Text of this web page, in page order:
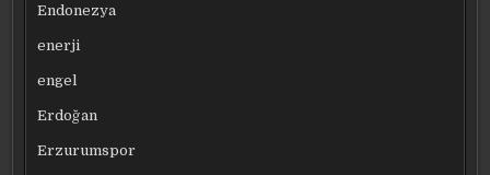
Endonezya
enerji
engel
Erdoğan
Erzurumspor